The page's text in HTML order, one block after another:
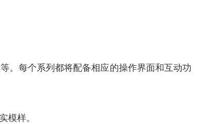
。每个系列都将配备相应的操作界面和互动功
样。